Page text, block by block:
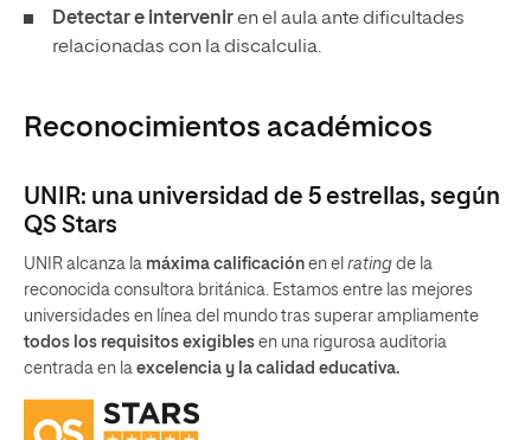
Detectar e interveniren el aula ante dificultades
relacionadas con la discalculia.
Reconocimientos académicos
UNIR: una universidad de 5 estrellas, según
QS Stars
UNIR alcanza la máxima calificación en el rating de la
reconocida consultora británica. Estamos entre las mejores
universidades en línea del mundo tras superar ampliamente
todos los requisitos exigibles en una rigurosa auditoria
centrada en la excelencia y la calidad educativa.